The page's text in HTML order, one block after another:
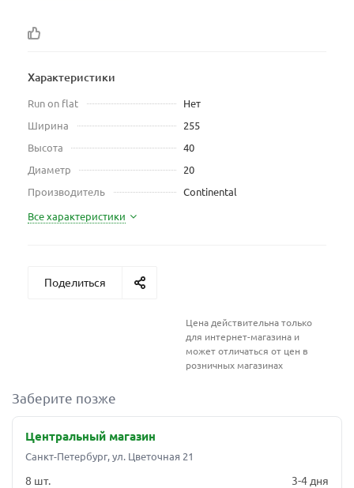
Характеристики
Run on flat
Нет
Ширина
255
Высота
40
Диаметр
20
Производитель
Continental
Все характеристики
Поделиться
Цена действительна только
для интернет-магазина и
может отличаться от цен в
розничных магазинах
Заберите позже
Центральный магазин
Санкт-Петербург, ул. Цветочная 21
8 шт. 3-4 дня